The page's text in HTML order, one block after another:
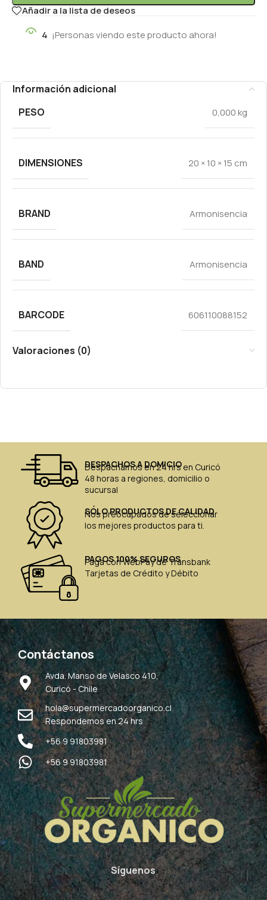
Añadir a la lista de deseos
4 ¡Personas viendo este producto ahora!
Información adicional
PESO
0,000 kg
DIMENSIONES 20 × 10 × 15 cm
BRAND Armonisencia
BAND Armonisencia
BARCODE 606110088152
Valoraciones (0)
DESPACHOS A DOMICIO
Despachamos en 24 hrs en Curicó
48 horas a regiones, domicilio o
sucursal
SÓLO PRODUCTOS DE CALIDAD
Nos preocupados de seleccionar
los mejores productos para ti.
PAGOS 100% SEGUROS
Paga con WebPay de Transbank
Tarjetas de Crédito y Débito
Contáctanos
Avda. Manso de Velasco 410,
Curicó - Chile
hola@supermercadoorganico.cl
Respondemos en 24 hrs
+56 9 91803981
+56 9 91803981
Síguenos